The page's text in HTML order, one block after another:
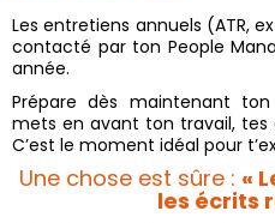
Les entretiens annuels (ATR,
contacté par ton People
année.
Prépare dès maintenant
mets en avant ton travail, tes
C’est le moment idéal pour
Une chose est sûre : «
les écrits